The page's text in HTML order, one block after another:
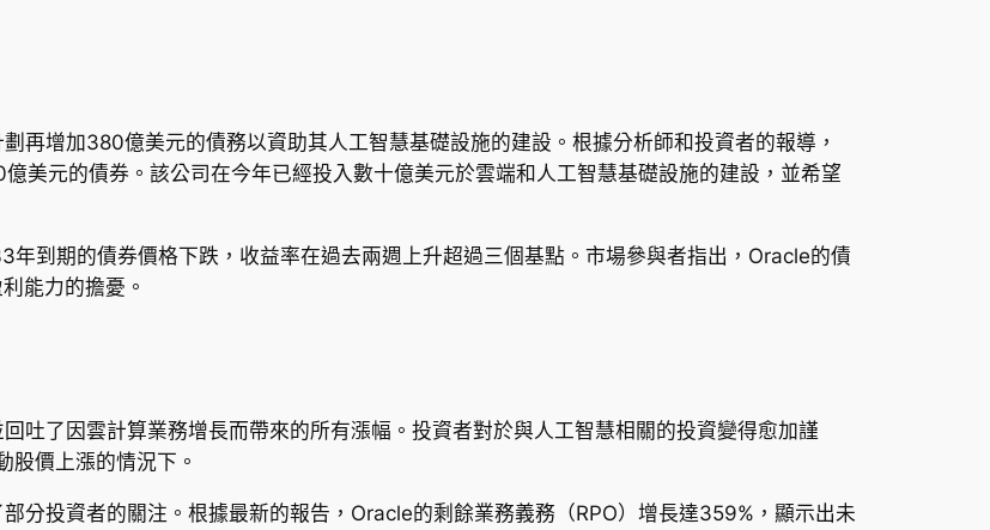
再增加380億美元的債務以資助其人工智慧基礎設施的建設。根據分析師和投資者的報導，
美元的債券。該公司在今年已經投入數十億美元於雲端和人工智慧基礎設施的建設，並希望
到期的債券價格下跌，收益率在過去兩週上升超過三個基點。市場參與者指出，Oracle的債
能力的擔憂。
吐了因雲計算業務增長而帶來的所有漲幅。投資者對於與人工智慧相關的投資變得愈加謹
價上漲的情況下。
分投資者的關注。根據最新的報告，Oracle的剩餘業務義務（RPO）增長達359%，顯示出未